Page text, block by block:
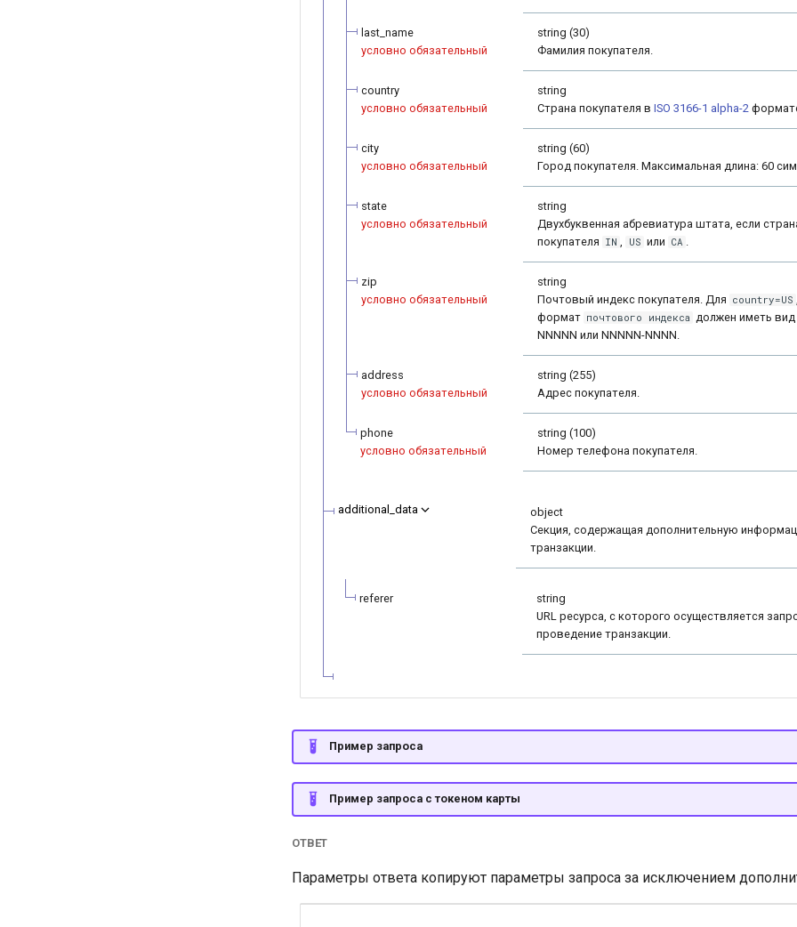
last_name
условно обязательный
string (30)
Фамилия покупателя.
country
условно обязательный
string
Страна покупателя в ISO 3166-1 alpha-2
city
условно обязательный
string (60)
Город покупателя. Максимальная длина: 60
state
условно обязательный
string
Двухбуквенная абревиатура штата, если
покупателя IN US или CA
zip
условно обязательный
string
Почтовый индекс покупателя. Для country=US
формат почтового индекса должен иметь вид
NNNNN или NNNNN-NNNN.
address
условно обязательный
string (255)
Адрес покупателя.
phone
условно обязательный
string (100)
Номер телефона покупателя.
additional_data
object
Секция, содержащая дополнительную
транзакции.
referer
string
URL ресурса, с которого осуществляется
проведение транзакции.
Пример запроса
Пример запроса с токеном карты
ОТВЕТ
Параметры ответа копируют параметры запроса за исключением